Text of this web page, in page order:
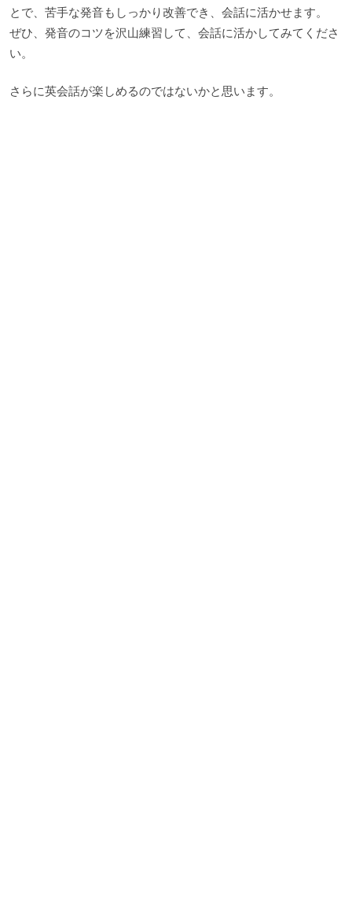
とで、苦手な発音もしっかり改善でき、会話に活かせます。
ぜひ、発音のコツを沢山練習して、会話に活かしてみてくださ
い。
さらに英会話が楽しめるのではないかと思います。